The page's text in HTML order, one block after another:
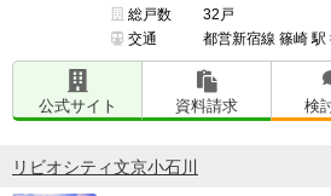
並行して検討したマンション名
猿江恩賜公園レジデンス
総戸数
32戸
交通
都営新宿線 篠崎 駅
公式サイト 資料請求 検
リビオシティ文京小石川